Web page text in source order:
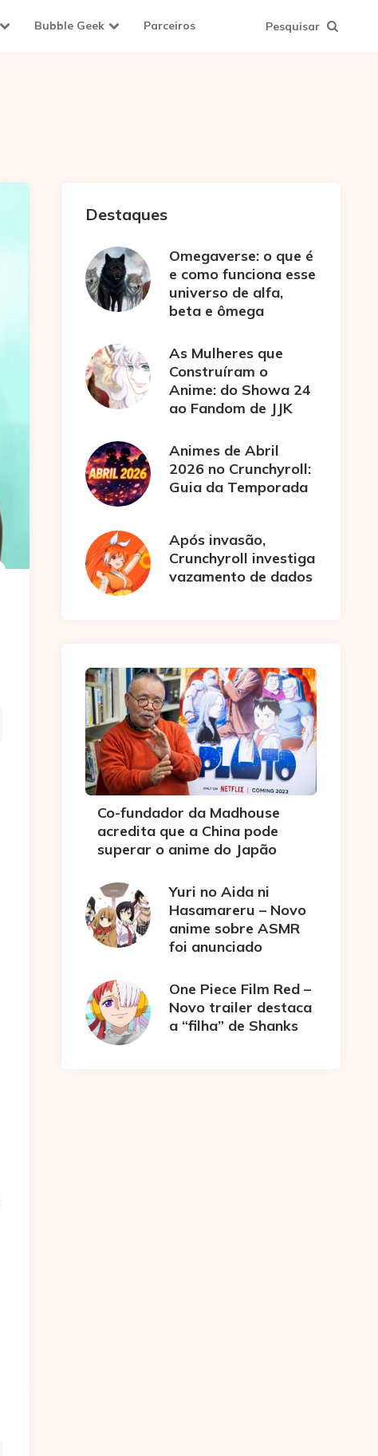
Bubble Geek Parceiros Pesquisar
Destaques
Omegaverse: o que é
e como funciona esse
universo de alfa,
beta e ômega
As Mulheres que
Construíram o
Anime: do Showa 24
ao Fandom de JJK
Animes de Abril
2026 no Crunchyroll:
Guia da Temporada
Após invasão,
Crunchyroll investiga
vazamento de dados
Co-fundador da Madhouse
acredita que a China pode
superar o anime do Japão
Yuri no Aida ni
Hasamareru – Novo
anime sobre ASMR
foi anunciado
One Piece Film Red –
Novo trailer destaca
a “filha” de Shanks